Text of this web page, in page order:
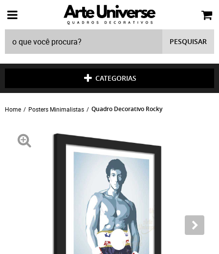
PESQUISAR
CATEGORIAS
Home Posters Minimalistas Quadro Decorativo Rocky